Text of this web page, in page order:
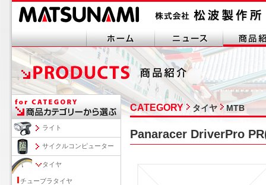
ライト
サイクルコンピューター
タイヤ
チューブラタイヤ
CATEGORY タイヤ MTB
Panaracer DriverPro